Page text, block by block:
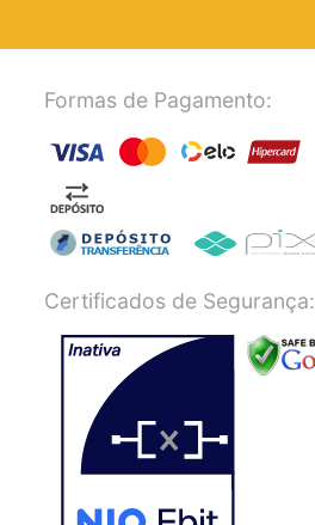
Formas de Pagamento:
Certificados de Segurança: